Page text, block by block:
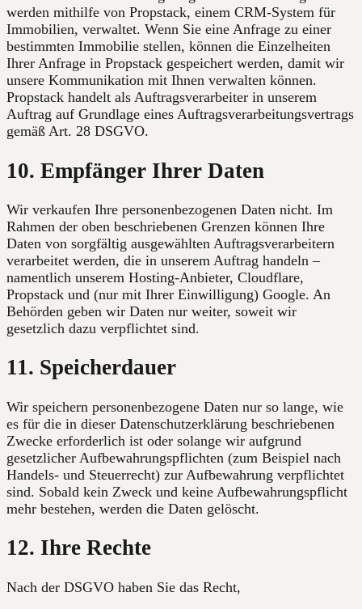
werden mithilfe von Propstack, einem CRM-System für
Immobilien, verwaltet. Wenn Sie eine Anfrage zu einer
bestimmten Immobilie stellen, können die Einzelheiten
Ihrer Anfrage in Propstack gespeichert werden, damit wir
unsere Kommunikation mit Ihnen verwalten können.
Propstack handelt als Auftragsverarbeiter in unserem
Auftrag auf Grundlage eines Auftragsverarbeitungsvertrags
gemäß Art. 28 DSGVO.
10. Empfänger Ihrer Daten
Wir verkaufen Ihre personenbezogenen Daten nicht. Im
Rahmen der oben beschriebenen Grenzen können Ihre
Daten von sorgfältig ausgewählten Auftragsverarbeitern
verarbeitet werden, die in unserem Auftrag handeln –
namentlich unserem Hosting-Anbieter, Cloudflare,
Propstack und (nur mit Ihrer Einwilligung) Google. An
Behörden geben wir Daten nur weiter, soweit wir
gesetzlich dazu verpflichtet sind.
11. Speicherdauer
Wir speichern personenbezogene Daten nur so lange, wie
es für die in dieser Datenschutzerklärung beschriebenen
Zwecke erforderlich ist oder solange wir aufgrund
gesetzlicher Aufbewahrungspflichten (zum Beispiel nach
Handels- und Steuerrecht) zur Aufbewahrung verpflichtet
sind. Sobald kein Zweck und keine Aufbewahrungspflicht
mehr bestehen, werden die Daten gelöscht.
12. Ihre Rechte
Nach der DSGVO haben Sie das Recht,